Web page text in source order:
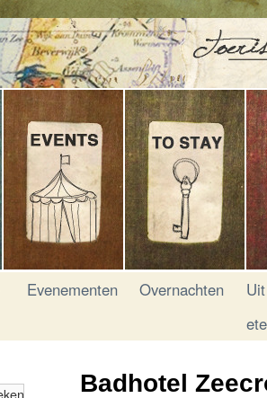
Evenementen Overnachten
Uit
Badhotel